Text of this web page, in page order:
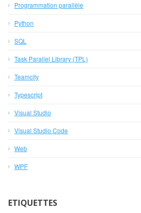
Programmation parallèle
Python
SQL
Task Parallel Library (TPL)
Teamcity
Typescript
Visual Studio
Visual Studio Code
Web
WPF
ETIQUETTES